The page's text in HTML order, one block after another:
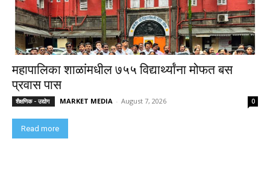
महापालिका शाळांमधील ७५५ विद्यार्थ्यांना मोफत बस
प्रवास पास
शैक्षणिक - उद्योग MARKET MEDIA - August 7, 2026 0
Read more